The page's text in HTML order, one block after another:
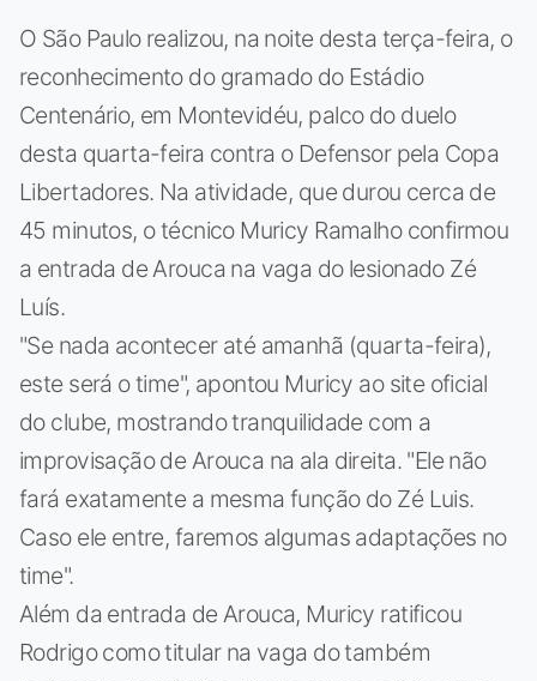
O São Paulo realizou, na noite desta terça-feira, o
reconhecimento do gramado do Estádio
Centenário, em Montevidéu, palco do duelo
desta quarta-feira contra o Defensor pela Copa
Libertadores. Na atividade, que durou cerca de
45 minutos, o técnico Muricy Ramalho confirmou
a entrada de Arouca na vaga do lesionado Zé
Luís.
"Se nada acontecer até amanhã (quarta-feira),
este será o time", apontou Muricy ao site oficial
do clube, mostrando tranquilidade com a
improvisação de Arouca na ala direita. "Ele não
fará exatamente a mesma função do Zé Luis.
Caso ele entre, faremos algumas adaptações no
time".
Além da entrada de Arouca, Muricy ratificou
Rodrigo como titular na vaga do também